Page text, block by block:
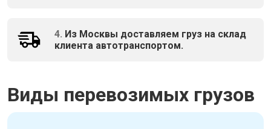
4. Из Москвы доставляем груз на склад
клиента автотранспортом.
Виды перевозимых грузов